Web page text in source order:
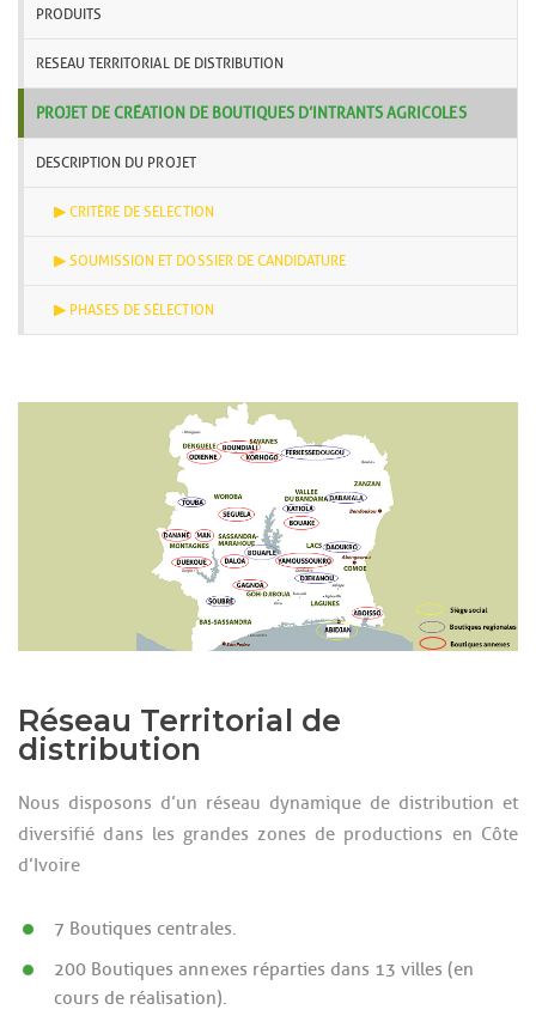
PRODUITS
RESEAU TERRITORIAL DE DISTRIBUTION
PROJET DE CRÉATION DE BOUTIQUES D’INTRANTS AGRICOLES
DESCRIPTION DU PROJET
CRITÈRE DE SELECTION
SOUMISSION ET DOSSIER DE CANDIDATURE
PHASES DE SÉLECTION
Réseau Territorial de
distribution
Nous disposons d’un réseau dynamique de distribution et
diversifié dans les grandes zones de productions en Côte
d’Ivoire
7 Boutiques centrales.
200 Boutiques annexes réparties dans 13 villes (en
cours de réalisation).